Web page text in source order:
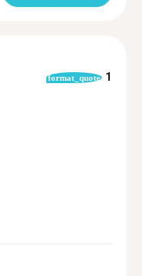
format_quote 1